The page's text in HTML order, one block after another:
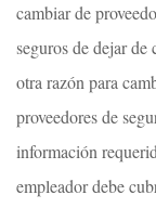
cambiar de
seguros de dejar
otra razón para
proveedores de
información
empleador debe